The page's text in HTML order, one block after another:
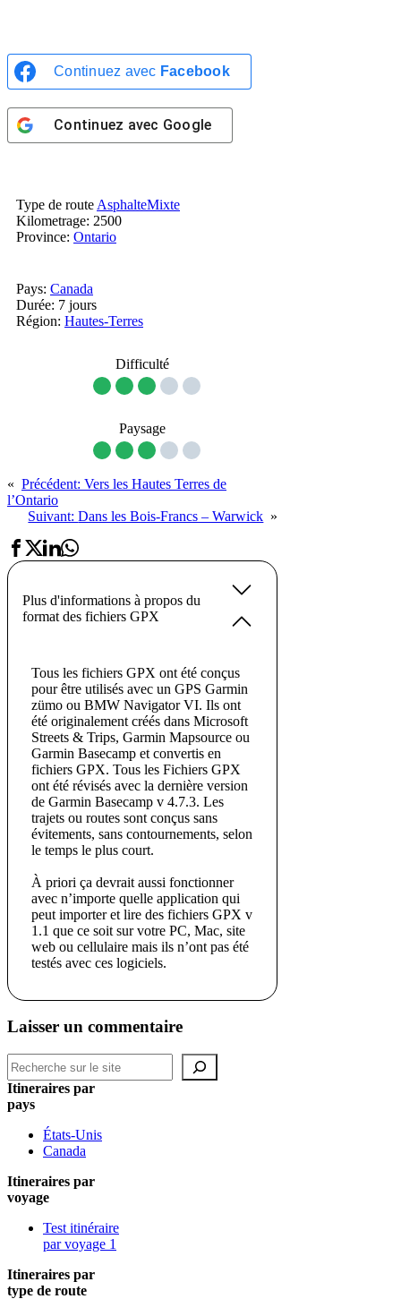
Continuez avec Facebook
Continuez avec Google
Type de route AsphalteMixte
Kilometrage: 2500
Province: Ontario
Pays: Canada
Durée: 7 jours
Région: Hautes-Terres
Difficulté
Paysage
« Précédent: Vers les Hautes Terres de
l’Ontario
Suivant:Dans les Bois-Francs – Warwick »
Plus d'informations à propos du
format des fichiers GPX
Tous les fichiers GPX ont été conçus
pour être utilisés avec un GPS Garmin
zümo ou BMW Navigator VI. Ils ont
été originalement créés dans Microsoft
Streets & Trips, Garmin Mapsource ou
Garmin Basecamp et convertis en
fichiers GPX. Tous les Fichiers GPX
ont été révisés avec la dernière version
de Garmin Basecamp v 4.7.3. Les
trajets ou routes sont conçus sans
évitements, sans contournements, selon
le temps le plus court.
À priori ça devrait aussi fonctionner
avec n’importe quelle application qui
peut importer et lire des fichiers GPX v
1.1 que ce soit sur votre PC, Mac, site
web ou cellulaire mais ils n’ont pas été
testés avec ces logiciels.
Laisser un commentaire
Recherche
Itineraires par
pays
États-Unis
Canada
Itineraires par
voyage
Test itinéraire
par voyage 1
Itineraires par
type de route